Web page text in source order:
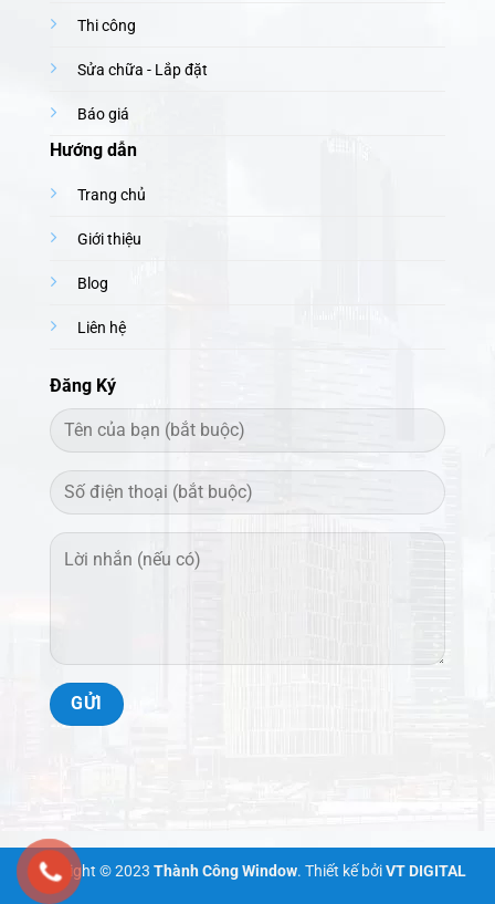
Thi công
Sửa chữa - Lắp đặt
Báo giá
Hướng dẫn
Trang chủ
Giới thiệu
Blog
Liên hệ
Đăng Ký
Copyright © 2023 Thành Công Window. Thiết kế bởiVT DIGITAL